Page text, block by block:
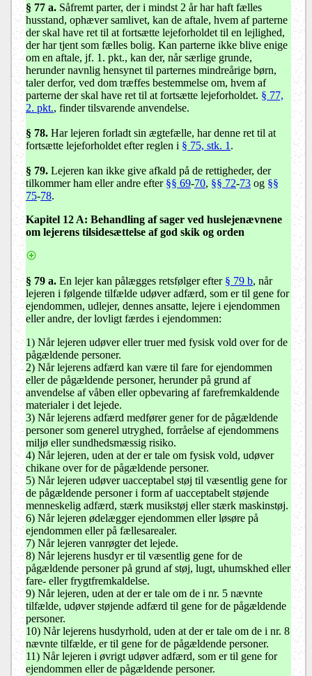
§ 77 a. Såfremt parter, der i mindst 2 år har haft fælles
husstand, ophæver samlivet, kan de aftale, hvem af parterne
der skal have ret til at fortsætte lejeforholdet til en lejlighed,
der har tjent som fælles bolig. Kan parterne ikke blive enige
om en aftale, jf. 1. pkt., kan der, når særlige grunde,
herunder navnlig hensynet til parternes mindreårige børn,
taler derfor, ved dom træffes bestemmelse om, hvem af
parterne der skal have ret til at fortsætte lejeforholdet. § 77,
2. pkt., finder tilsvarende anvendelse.
§ 78. Har lejeren forladt sin ægtefælle, har denne ret til at
fortsætte lejeforholdet efter reglen i § 75, stk. 1 .
§ 79. Lejeren kan ikke give afkald på de rettigheder, der
tilkommer ham eller andre efter §§ 69-70, §§ 72-73 og §§
75-78.
Kapitel 12 A: Behandling af sager ved huslejenævnene
om lejerens tilsidesættelse af god skik og orden
§ 79 a. En lejer kan pålægges retsfølger efter § 79 b, når
lejeren i følgende tilfælde udøver adfærd, som er til gene for
ejendommen, udlejer, dennes ansatte, lejere i ejendommen
eller andre, der lovligt færdes i ejendommen:
1) Når lejeren udøver eller truer med fysisk vold over for de
pågældende personer.
2) Når lejerens adfærd kan være til fare for ejendommen
eller de pågældende personer, herunder på grund af
anvendelse af våben eller opbevaring af farefremkaldende
materialer i det lejede.
3) Når lejerens adfærd medfører gener for de pågældende
personer som generel utryghed, forråelse af ejendommens
miljø eller sundhedsmæssig risiko.
4) Når lejeren, uden at der er tale om fysisk vold, udøver
chikane over for de pågældende personer.
5) Når lejeren udøver uacceptabel støj til væsentlig gene for
de pågældende personer i form af uacceptabelt støjende
menneskelig adfærd, stærk musikstøj eller stærk maskinstøj.
6) Når lejeren ødelægger ejendommen eller løsøre på
ejendommen eller på fællesarealer.
7) Når lejeren vanrøgter det lejede.
8) Når lejerens husdyr er til væsentlig gene for de
pågældende personer på grund af støj, lugt, uhumskhed eller
fare- eller frygtfremkaldelse.
9) Når lejeren, uden at der er tale om de i nr. 5 nævnte
tilfælde, udøver støjende adfærd til gene for de pågældende
personer.
10) Når lejerens husdyrhold, uden at der er tale om de i nr. 8
nævnte tilfælde, er til gene for de pågældende personer.
11) Når lejeren i øvrigt udøver adfærd, som er til gene for
ejendommen eller de pågældende personer.